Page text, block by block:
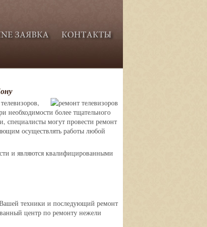
необходимости более тщательного
специалисты могут провести ремонт
осуществлять работы любой
и являются квалифицированными
техники и последующий ремонт
центр по ремонту нежели